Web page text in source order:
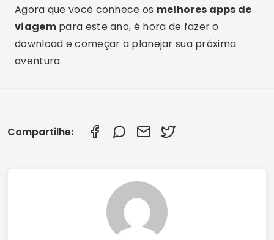
Agora que você conhece os melhores apps de
viagempara este ano, é hora de fazer o
download e começar a planejar sua próxima
aventura.
Compartilhe: